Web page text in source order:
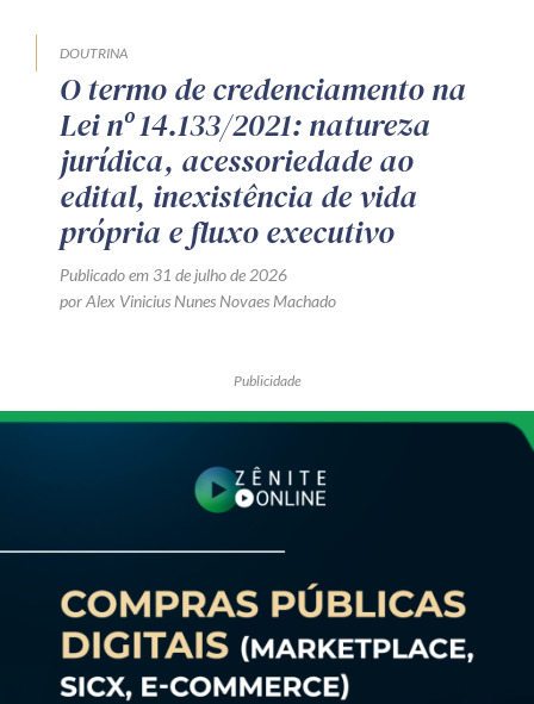
DOUTRINA
O termo de credenciamento na
Lei nº 14.133/2021: natureza
jurídica, acessoriedade ao
edital, inexistência de vida
própria e fluxo executivo
Publicado em 31 de julho de 2026
por Alex Vinicius Nunes Novaes Machado
Publicidade